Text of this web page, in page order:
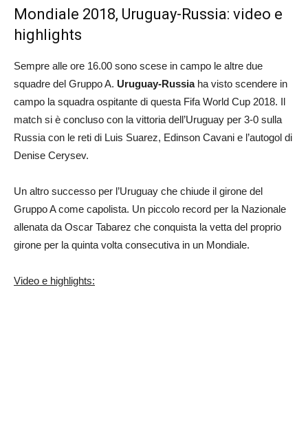
Mondiale 2018, Uruguay-Russia: video e
highlights
Sempre alle ore 16.00 sono scese in campo le altre due
squadre del Gruppo A. Uruguay-Russiaha visto scendere in
campo la squadra ospitante di questa Fifa World Cup 2018. Il
match si è concluso con la vittoria dell’Uruguay per 3-0 sulla
Russia con le reti di Luis Suarez, Edinson Cavani e l’autogol di
Denise Cerysev.
Un altro successo per l’Uruguay che chiude il girone del
Gruppo A come capolista. Un piccolo record per la Nazionale
allenata da Oscar Tabarez che conquista la vetta del proprio
girone per la quinta volta consecutiva in un Mondiale.
Video e highlights: